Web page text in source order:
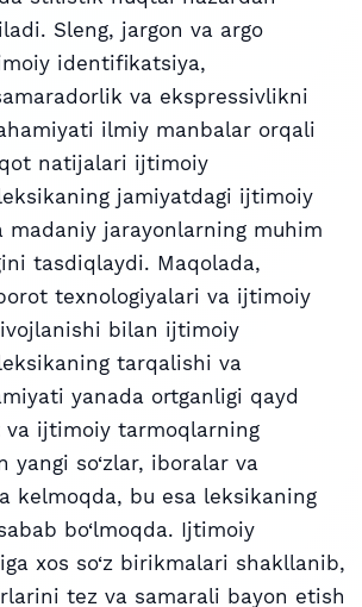
Sleng, jargon va argo
identifikatsiya,
va ekspressivlikni
ilmiy manbalar orqali
natijalari ijtimoiy
jamiyatdagi ijtimoiy
madaniy jarayonlarning muhim
tasdiqlaydi. Maqolada,
texnologiyalari va ijtimoiy
bilan ijtimoiy
tarqalishi va
yanada ortganligi qayd
ijtimoiy tarmoqlarning
yangi so‘zlar, iboralar va
kelmoqda, bu esa leksikaning
bo‘lmoqda. Ijtimoiy
xos so‘z birikmalari shakllanib,
tez va samarali bayon etish